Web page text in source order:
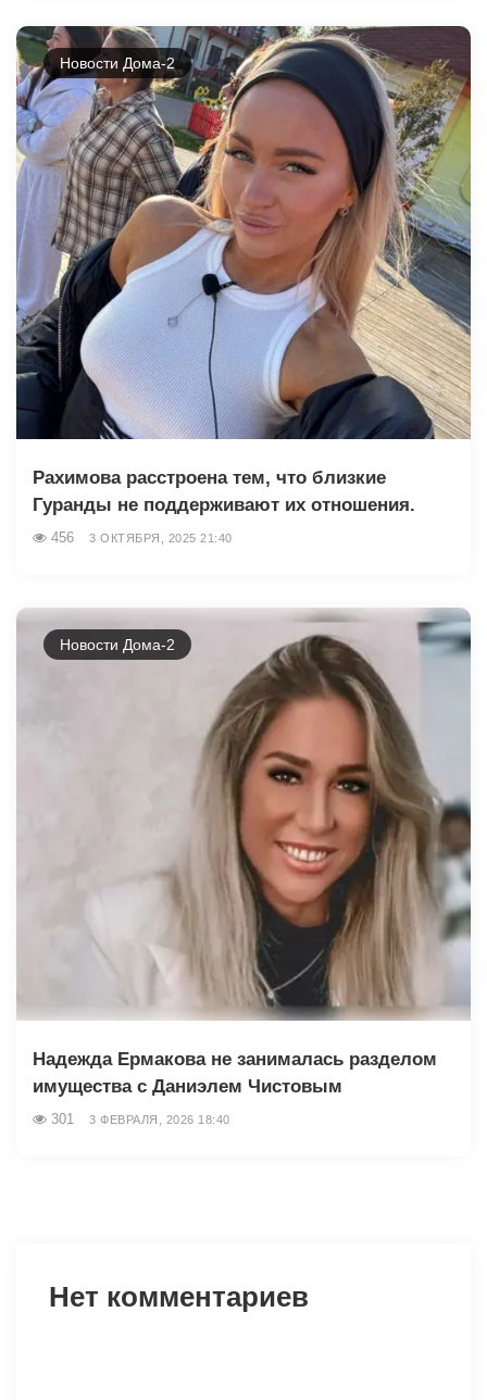
Новости Дома-2
Рахимова расстроена тем, что близкие
Гуранды не поддерживают их отношения.
456 3 ОКТЯБРЯ, 2025 21:40
Новости Дома-2
Надежда Ермакова не занималась разделом
имущества с Даниэлем Чистовым
301 3 ФЕВРАЛЯ, 2026 18:40
Нет комментариев